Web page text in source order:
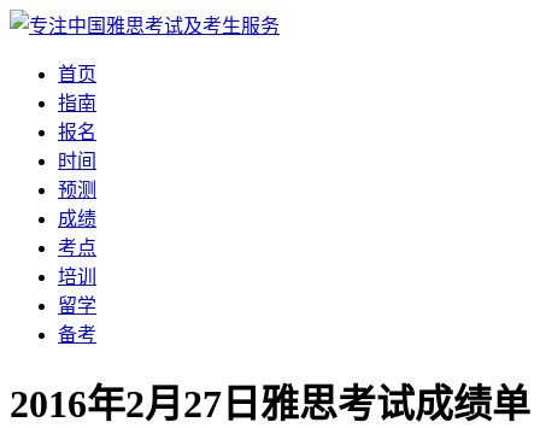
首页
指南
报名
时间
预测
成绩
考点
培训
留学
备考
2016年2月27日雅思考试成绩单